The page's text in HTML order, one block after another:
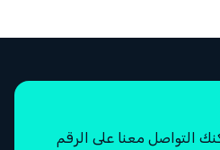
التواصل معنا على الرقم